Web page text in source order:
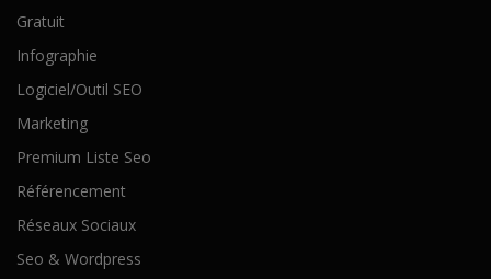
Gratuit
Infographie
Logiciel/Outil SEO
Marketing
Premium Liste Seo
Référencement
Réseaux Sociaux
Seo & Wordpress